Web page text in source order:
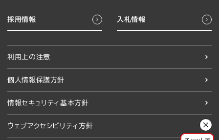
採用情報 入札情報
利用上の注意
個人情報保護方針
情報セキュリティ基本方針
ウェブアクセシビリティ方針